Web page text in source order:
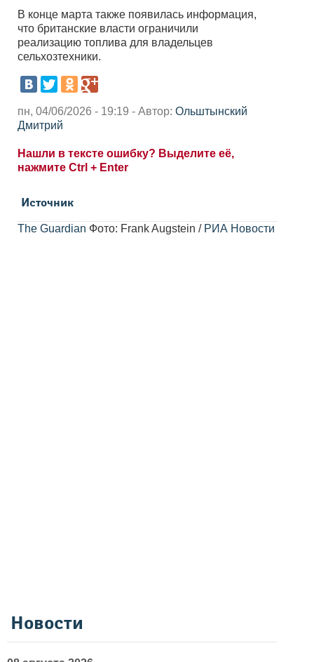
В конце марта также появилась информация,
что британские власти ограничили
реализацию топлива для владельцев
сельхозтехники.
пн, 04/06/2026 - 19:19 - Автор: Ольштынский
Дмитрий
Нашли в тексте ошибку? Выделите её,
нажмите Ctrl + Enter
Источник
The Guardian Фото: Frank Augstein / РИА Новости
Новости